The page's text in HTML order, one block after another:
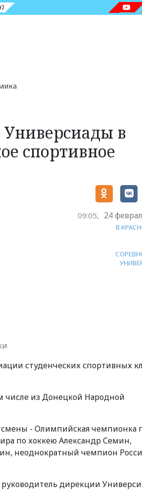
в
спортивное
09:05, 24
В
студенческих спортивных
числе из Донецкой Народной
- Олимпийская чемпионка
по хоккею Александр Семин,
неоднократный чемпион
дирекции